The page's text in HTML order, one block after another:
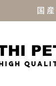
国
high